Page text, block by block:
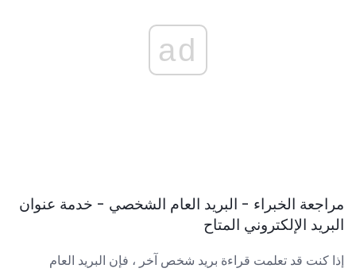
ad
مراجعة الخبراء - البريد العام الشخصي - خدمة عنوان
البريد الإلكتروني المتاح
إذا كنت قد تعلمت قراءة بريد شخص آخر ، فإن البريد العام